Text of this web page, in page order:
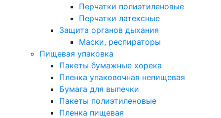
Перчатки полиэтиленовые
Перчатки латексные
Защита органов дыхания
Маски, респираторы
Пищевая упаковка
Пакеты бумажные хорека
Пленка упаковочная непищевая
Бумага для выпечки
Пакеты полиэтиленовые
Пленка пищевая